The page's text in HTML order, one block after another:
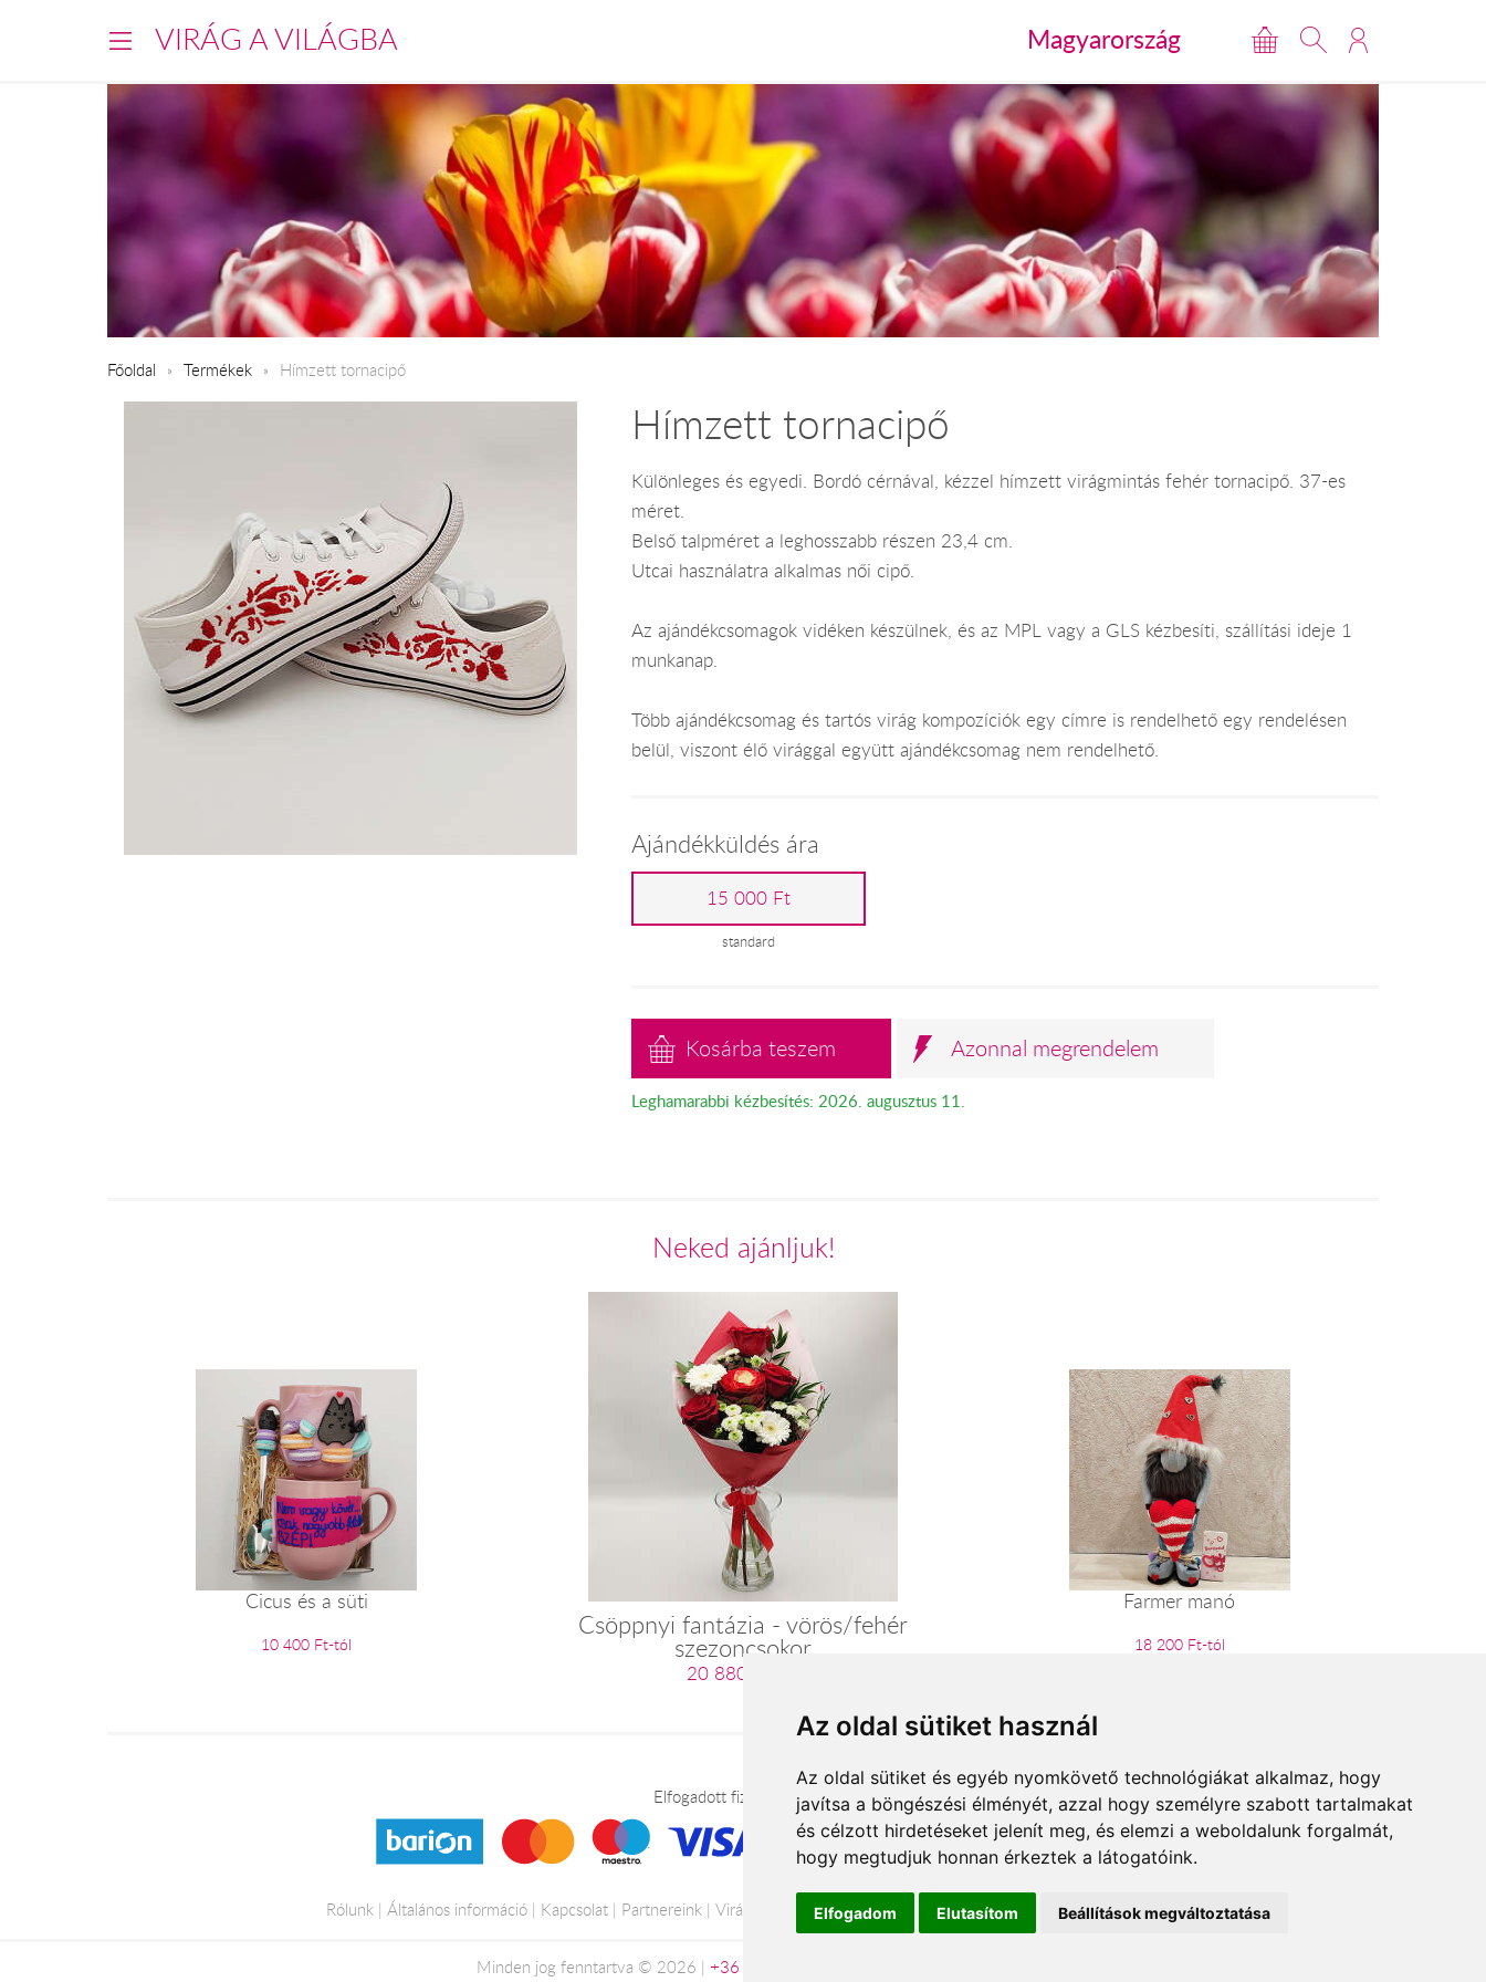
Az oldal sütiket használ
Az oldal sütiket és egyéb nyomkövető technológiákat alkalmaz, hogy
javítsa a böngészési élményét, azzal hogy személyre szabott tartalmakat
és célzott hirdetéseket jelenít meg, és elemzi a weboldalunk forgalmát,
hogy megtudjuk honnan érkeztek a látogatóink.
Elfogadom Elutasítom Beállítások megváltoztatása
VIRÁG A VILÁGBA Magyarország
Főoldal Termékek Hímzett tornacipő
Hímzett tornacipő
Különleges és egyedi. Bordó cérnával, kézzel hímzett virágmintás fehér tornacipő. 37-es
méret.
Belső talpméret a leghosszabb részen 23,4 cm.
Utcai használatra alkalmas női cipő.
Az ajándékcsomagok vidéken készülnek, és az MPL vagy a GLS kézbesíti, szállítási ideje 1
munkanap.
Több ajándékcsomag és tartós virág kompozíciók egy címre is rendelhető egy rendelésen
belül, viszont élő virággal együtt ajándékcsomag nem rendelhető.
Ajándékküldés ára
15 000 Ft
standard
Kosárba teszem Azonnal megrendelem
Leghamarabbi kézbesítés: 2026. augusztus 11.
Neked ajánljuk!
Cicus és a süti
10 400 Ft-tól
Csöppnyi fantázia - vörös/fehér
szezoncsokor
20 880 Ft-tól
Farmer manó
18 200 Ft-tól
Elfogadott fizetési módok
Rólunk Általános információ Kapcsolat Partnereink Virágüzletek Á.SZ.F. Impresszum Adatkezelési tájékoztató
Minden jog fenntartva © 2026 | +36 20 488-8362